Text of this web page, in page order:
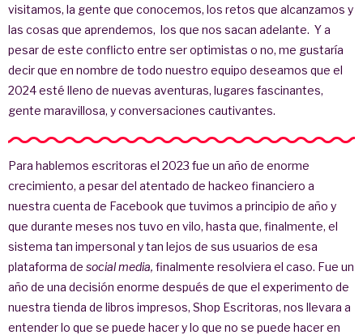
visitamos, la gente que conocemos, los retos que alcanzamos y
las cosas que aprendemos, los que nos sacan adelante. Y a
pesar de este conflicto entre ser optimistas o no, me gustaría
decir que en nombre de todo nuestro equipo deseamos que el
2024 esté lleno de nuevas aventuras, lugares fascinantes,
gente maravillosa, y conversaciones cautivantes.
Para hablemos escritoras el 2023 fue un año de enorme
crecimiento, a pesar del atentado de hackeo financiero a
nuestra cuenta de Facebook que tuvimos a principio de año y
que durante meses nos tuvo en vilo, hasta que, finalmente, el
sistema tan impersonal y tan lejos de sus usuarios de esa
plataforma de social media, finalmente resolviera el caso. Fue un
año de una decisión enorme después de que el experimento de
nuestra tienda de libros impresos, Shop Escritoras, nos llevara a
entender lo que se puede hacer y lo que no se puede hacer en